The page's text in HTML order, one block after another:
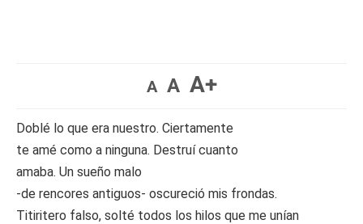
A A A+
Doblé lo que era nuestro. Ciertamente
te amé como a ninguna. Destruí cuanto
amaba. Un sueño malo
-de rencores antiguos- oscureció mis frondas.
Titiritero falso, solté todos los hilos que me unían